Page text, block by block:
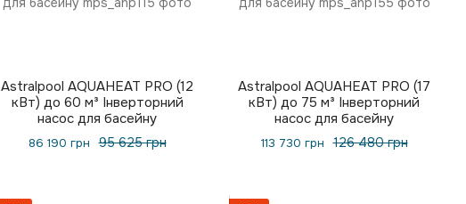
Astralpool AQUAHEAT PRO (12
кВт) до 60 м³ Інверторний
насос для басейну
95 625 грн
86 190 грн
Astralpool AQUAHEAT PRO (17
кВт) до 75 м³ Інверторний
насос для басейну
126 480 грн
113 730 грн